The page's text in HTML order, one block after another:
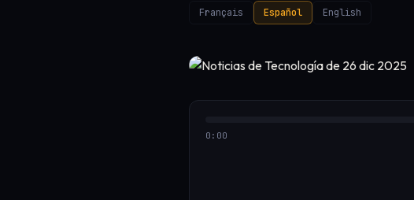
Français Español English
0:00